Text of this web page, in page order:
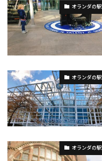
オランダの駅
オランダの駅
オランダの駅